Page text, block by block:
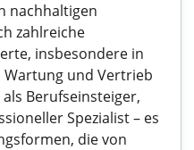
nachhaltigen
zahlreiche
insbesondere in
und Vertrieb
Berufseinsteiger,
Spezialist – es
die von